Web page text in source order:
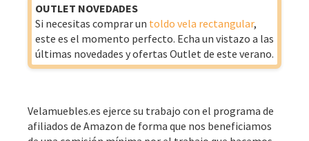
OUTLET NOVEDADES
Si necesitas comprar un toldo vela rectangular,
este es el momento perfecto. Echa un vistazo a las
últimas novedades y ofertas Outlet de este verano.
Velamuebles.es ejerce su trabajo con el programa de
afiliados de Amazon de forma que nos beneficiamos